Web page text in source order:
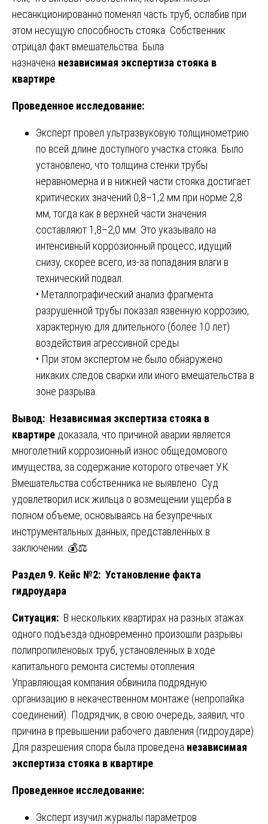
несанкционированно поменял часть труб, ослабив при
этом несущую способность стояка. Собственник
отрицал факт вмешательства. Была
назначена независимая экспертиза стояка в
квартире
Проведенное исследование:
Эксперт провел ультразвуковую толщинометрию
по всей длине доступного участка стояка. Было
установлено, что толщина стенки трубы
неравномерна и в нижней части стояка достигает
критических значений 0,8–1,2 мм при норме 2,8
мм, тогда как в верхней части значения
составляют 1,8–2,0 мм. Это указывало на
интенсивный коррозионный процесс, идущий
снизу, скорее всего, из-за попадания влаги в
технический подвал.
• Металлографический анализ фрагмента
разрушенной трубы показал язвенную коррозию,
характерную для длительного (более 10 лет)
воздействия агрессивной среды.
• При этом экспертом не было обнаружено
никаких следов сварки или иного вмешательства в
зоне разрыва.
Вывод: Независимая экспертиза стояка в
квартире доказала, что причиной аварии является
многолетний коррозионный износ общедомового
имущества, за содержание которого отвечает УК.
Вмешательства собственника не выявлено. Суд
удовлетворил иск жильца о возмещении ущерба в
полном объеме, основываясь на безупречных
инструментальных данных, представленных в
заключении. 💰⚖️
Раздел 9. Кейс №2: Установление факта
гидроудара
Ситуация: В нескольких квартирах на разных этажах
одного подъезда одновременно произошли разрывы
полипропиленовых труб, установленных в ходе
капитального ремонта системы отопления.
Управляющая компания обвинила подрядную
организацию в некачественном монтаже (непропайка
соединений). Подрядчик, в свою очередь, заявил, что
причина в превышении рабочего давления (гидроударе).
Для разрешения спора была проведена независимая
экспертиза стояка в квартире
Проведенное исследование:
Эксперт изучил журналы параметров